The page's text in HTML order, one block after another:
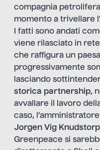
compagnia
momento a trivellare
I fatti sono andati
viene rilasciato in
che raffigura un
progressivamente
lasciando
storica partnership,
avvallare il lavoro
caso,
Jorgen Vig Knudstorp
Greenpeace si